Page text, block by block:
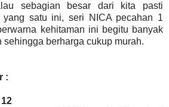
sebagian besar dari kita pasti
yang satu ini, seri NICA pecahan 1
kehitaman ini begitu banyak
sehingga berharga cukup murah.
: